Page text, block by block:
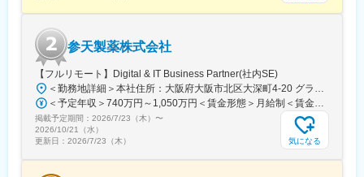
■ジョンソン・エンド・ジョンソンについて：
・アメリカに本社を構えるグローバルトップクラスのヘルスケア
カンパニー。グローバルでの売上は10兆円を超え、世界の最上位
の格付け（トリプルA）にも選ばれております。
・全世界で14万人以上の従業員が在籍し、社員一人ひとりが医療
に対しての想いや仕事に対しての誇りを持って活躍しておりま
す。
・イノベーションに対しても積極的で、総売上高の約15%を研究
参天製薬株式会社
【フルリモート】Digital & IT Business Partner(社内SE)
＜勤務地詳細＞本社住所：大阪府大阪市北区大深町4-20 グランフロント大阪タワーA25F勤務地最寄駅：JR各線／大阪駅受動喫煙対策：屋内全面禁煙変更の範囲：会社の定める事業所（リモートワーク含む）
＜予定年収＞740万円～1,050万円＜賃金形態＞月給制＜賃金内訳＞月額（基本給）：540,000円～770,000円＜月給＞540,000円～770,000円＜昇給有無＞有＜残業手当＞有＜給与補足＞※経験・能力等を考慮の上、当社規定により決定します。■賞与：年1回支給■基本給改定：年1回（4月）賃金はあくまでも目安の金額であり、選考を通じて上下する可能性があります。月給(月額)は固定手当を含めた表記です。
掲載予定期間： 2026/7/23（木） 〜
2026/10/21（水）
更新日： 2026/7/23（木） 気になる